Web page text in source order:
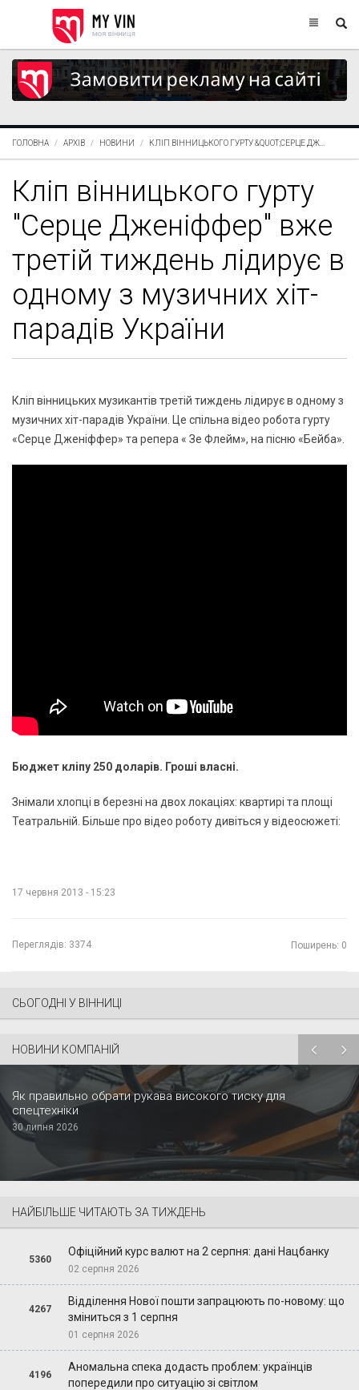
ГОЛОВНА АРХІВ НОВИНИ КЛІП ВІННИЦЬКОГО ГУРТУ &QUOT;СЕРЦЕ ДЖ...
Кліп вінницького гурту
"Серце Дженіффер" вже
третій тиждень лідирує в
одному з музичних хіт-
парадів України
Кліп вінницьких музикантів третій тиждень лідирує в одному з
музичних хіт-парадів України. Це спільна відео робота гурту
«Серце Дженіффер» та репера « Зе Флейм», на пісню «Бейба».
Бюджет кліпу 250 доларів. Гроші власні.
Знімали хлопці в березні на двох локаціях: квартирі та площі
Театральній. Більше про відео роботу дивіться у відеосюжеті:
17 червня 2013 - 15:23
Переглядів: 3374 Поширень: 0
СЬОГОДНІ У ВІННИЦІ
НОВИНИ КОМПАНІЙ
Як правильно обрати рукава високого тиску для
спецтехніки
30 липня 2026
НАЙБІЛЬШЕ ЧИТАЮТЬ ЗА ТИЖДЕНЬ
5360
Офіційний курс валют на 2 серпня: дані Нацбанку
02 серпня 2026
4267
Відділення Нової пошти запрацюють по-новому: що
зміниться з 1 серпня
01 серпня 2026
4196
Аномальна спека додасть проблем: українців
попередили про ситуацію зі світлом